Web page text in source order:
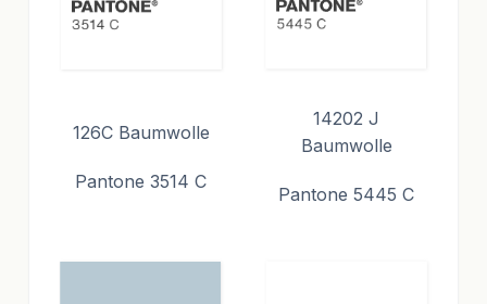
126C Baumwolle
Pantone 3514 C
14202 J
Baumwolle
Pantone 5445 C